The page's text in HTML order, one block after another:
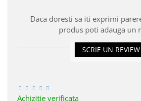
Daca doresti sa iti exprimi
produs poti adauga un
SCRIE UN REVIEW
Achizitie verificata